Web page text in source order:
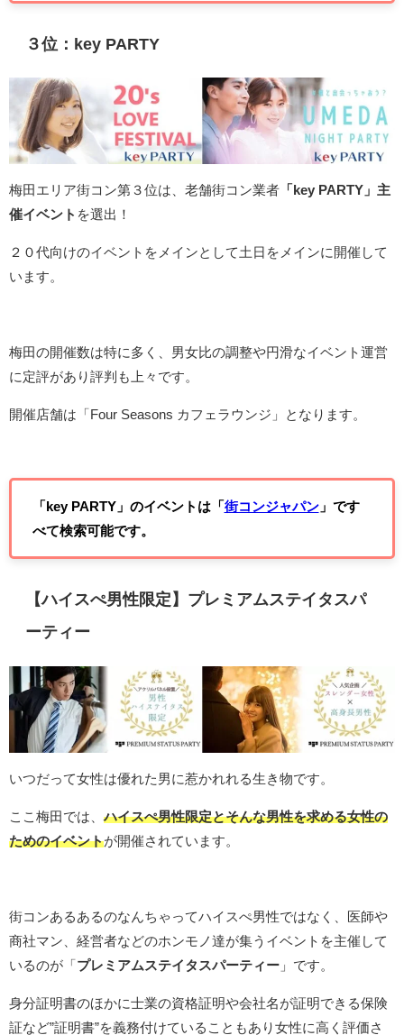
３位：key PARTY
梅田エリア街コン第３位は、老舗街コン業者 「key PARTY」主
催イベント を選出！
２０代向けのイベントをメインとして土日をメインに開催して
います。
梅田の開催数は特に多く、男女比の調整や円滑なイベント運営
に定評があり評判も上々です。
開催店舗は「Four Seasons カフェラウンジ」となります。
「key PARTY」のイベントは「 街コンジャパン」です
べて検索可能です。
【ハイスぺ男性限定】プレミアムステイタスパ
ーティー
いつだって女性は優れた男に惹かれれる生き物です。
ここ梅田では、 ハイスぺ男性限定とそんな男性を求める女性の
ためのイベントが開催されています。
街コンあるあるのなんちゃってハイスぺ男性ではなく、医師や
商社マン、経営者などのホンモノ達が集うイベントを主催して
いるのが「 プレミアムステイタスパーティー 」です。
身分証明書のほかに士業の資格証明や会社名が証明できる保険
証など”証明書”を義務付けていることもあり女性に高く評価さ